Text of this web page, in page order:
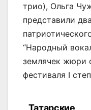
трио), Ольга
представили
“Народный
землячек жюри
фестиваля I
Татарские